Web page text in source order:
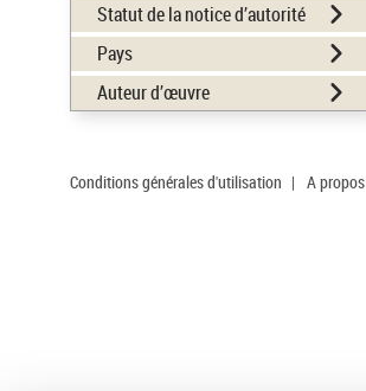
Statut de la notice d’autorité
Pays
Auteur d’œuvre
Conditions générales d'utilisation | A propos